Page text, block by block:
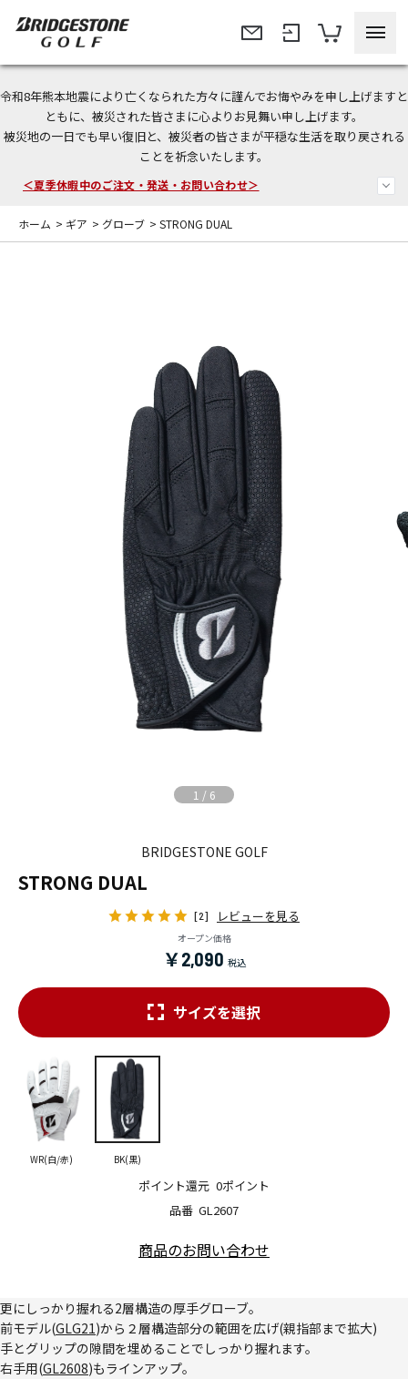
令和8年熊本地震により亡くなられた方々に謹んでお悔やみを申し上げますと
ともに、被災された皆さまに心よりお見舞い申し上げます。
被災地の一日でも早い復旧と、被災者の皆さまが平穏な生活を取り戻される
ことを祈念いたします。
今なら新規会員登録で1,000円OFFクーポンプレゼント！
＜商品配送に関するお知らせ＞
＜夏季休暇中のご注文・発送・お問い合わせ＞
ホーム > ギア > グローブ > STRONG DUAL
1 / 6
BRIDGESTONE GOLF
STRONG DUAL
[2] レビューを見る
オープン価格
￥2,090
品番 GL2607
ポイント還元 0ポイント
サイズを選択
WR(白/赤) BK(黒)
商品のお問い合わせ
更にしっかり握れる2層構造の厚手グローブ。
前モデル(GLG21)から２層構造部分の範囲を広げ(親指部まで拡大)
手とグリップの隙間を埋めることでしっかり握れます。
右手用(GL2608)もラインアップ。